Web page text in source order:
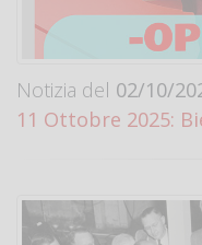
Notizia del 02/10/
11 Ottobre 2025: